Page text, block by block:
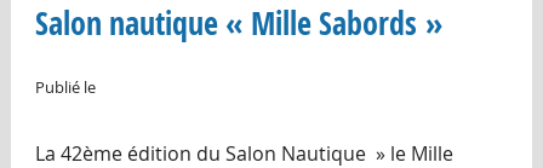
Salon nautique « Mille Sabords »
Publié le
La 42ème édition du Salon Nautique » le Mille